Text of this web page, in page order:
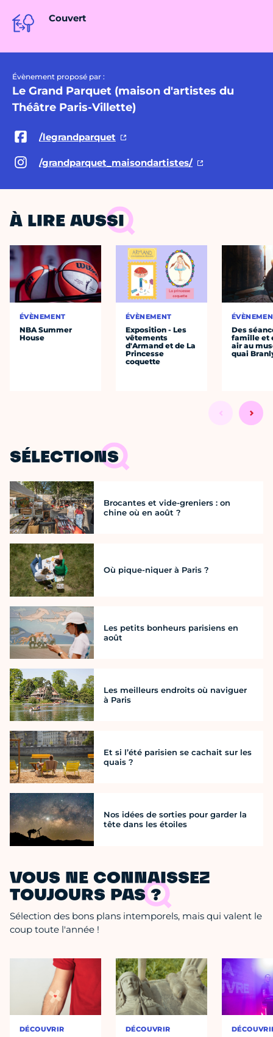
Couvert
Évènement proposé par :
Le Grand Parquet (maison d'artistes du
Théâtre Paris-Villette)
/legrandparquet
/grandparquet_maisondartistes/
À LIRE AUSSI
ÉVÈNEMENT
NBA Summer
House
ÉVÈNEMENT
Exposition - Les
vêtements
d'Armand et de La
Princesse
coquette
Des
famille et
air au
quai
SÉLECTIONS
Brocantes et vide-greniers : on
chine où en août ?
Où pique-niquer à Paris ?
Les petits bonheurs parisiens en
août
Les meilleurs endroits où naviguer
à Paris
Et si l’été parisien se cachait sur les
quais ?
Nos idées de sorties pour garder la
tête dans les étoiles
VOUS NE CONNAISSEZ
TOUJOURS PAS ?
Sélection des bons plans intemporels, mais qui valent le
coup toute l'année !
DÉCOUVRIR DÉCOUVRIR